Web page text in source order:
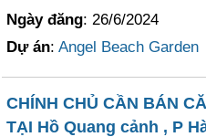
Ngày đăng: 26/6/2024
Dự án:Angel Beach Garden
CHÍNH CHỦ CẦN BÁN
TẠI Hồ Quang cảnh , P